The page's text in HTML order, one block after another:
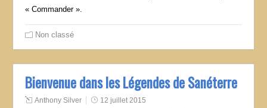
« Commander ».
Non classé
Bienvenue dans les Légendes de Sanéterre
Anthony Silver 12 juillet 2015